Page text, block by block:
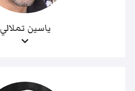
ياسين تملالي